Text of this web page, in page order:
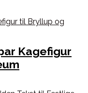
Kagefigur